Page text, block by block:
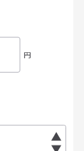
円